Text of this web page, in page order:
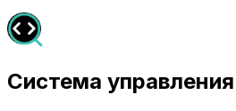
Система